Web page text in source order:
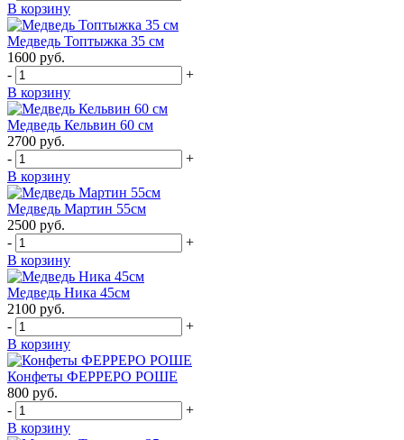
В корзину
Медведь Топтыжка 35 см
1600 руб.
-
+
В корзину
Медведь Кельвин 60 см
2700 руб.
-
+
В корзину
Медведь Мартин 55см
2500 руб.
-
+
В корзину
Медведь Ника 45см
2100 руб.
-
+
В корзину
Конфеты ФЕРРЕРО РОШЕ
800 руб.
-
+
В корзину